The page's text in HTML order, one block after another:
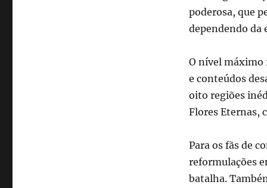
poderosa, que
dependendo da
O nível máximo
e conteúdos
oito regiões
Flores Eternas,
Para os fãs de
reformulações
batalha.